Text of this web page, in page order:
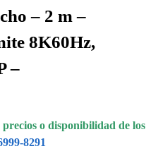
– 2 m –
8K60Hz,
–
o disponibilidad de los
8291